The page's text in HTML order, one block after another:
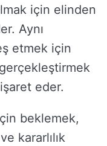
için elinden
Aynı
etmek için
gerçekleştirmek
eder.
beklemek,
kararlılık